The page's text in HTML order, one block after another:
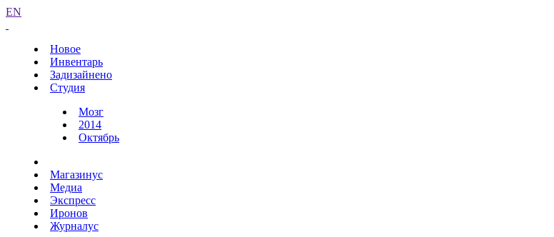
EN
Новое
Инвентарь
Задизайнено
Студия
Мозг
2014
Октябрь
Магазинус
Медиа
Экспресс
Иронов
Журналус